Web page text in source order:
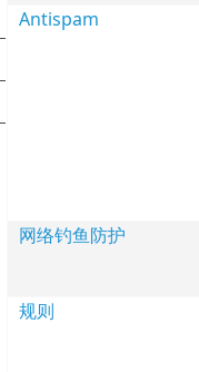
Antispam
网络钓鱼防护
规则